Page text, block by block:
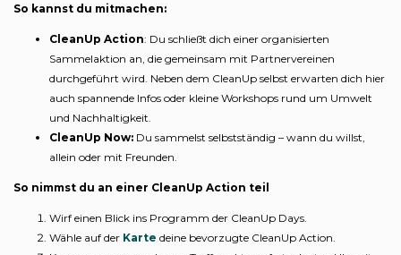
So kannst du mitmachen:
CleanUp Action: Du schließt dich einer organisierten
Sammelaktion an, die gemeinsam mit Partnervereinen
durchgeführt wird. Neben dem CleanUp selbst erwarten dich hier
auch spannende Infos oder kleine Workshops rund um Umwelt
und Nachhaltigkeit.
CleanUp Now: Du sammelst selbstständig – wann du willst,
allein oder mit Freunden.
So nimmst du an einer CleanUp Action teil
Wirf einen Blick ins Programm der CleanUp Days.
Wähle auf der Karte deine bevorzugte CleanUp Action.